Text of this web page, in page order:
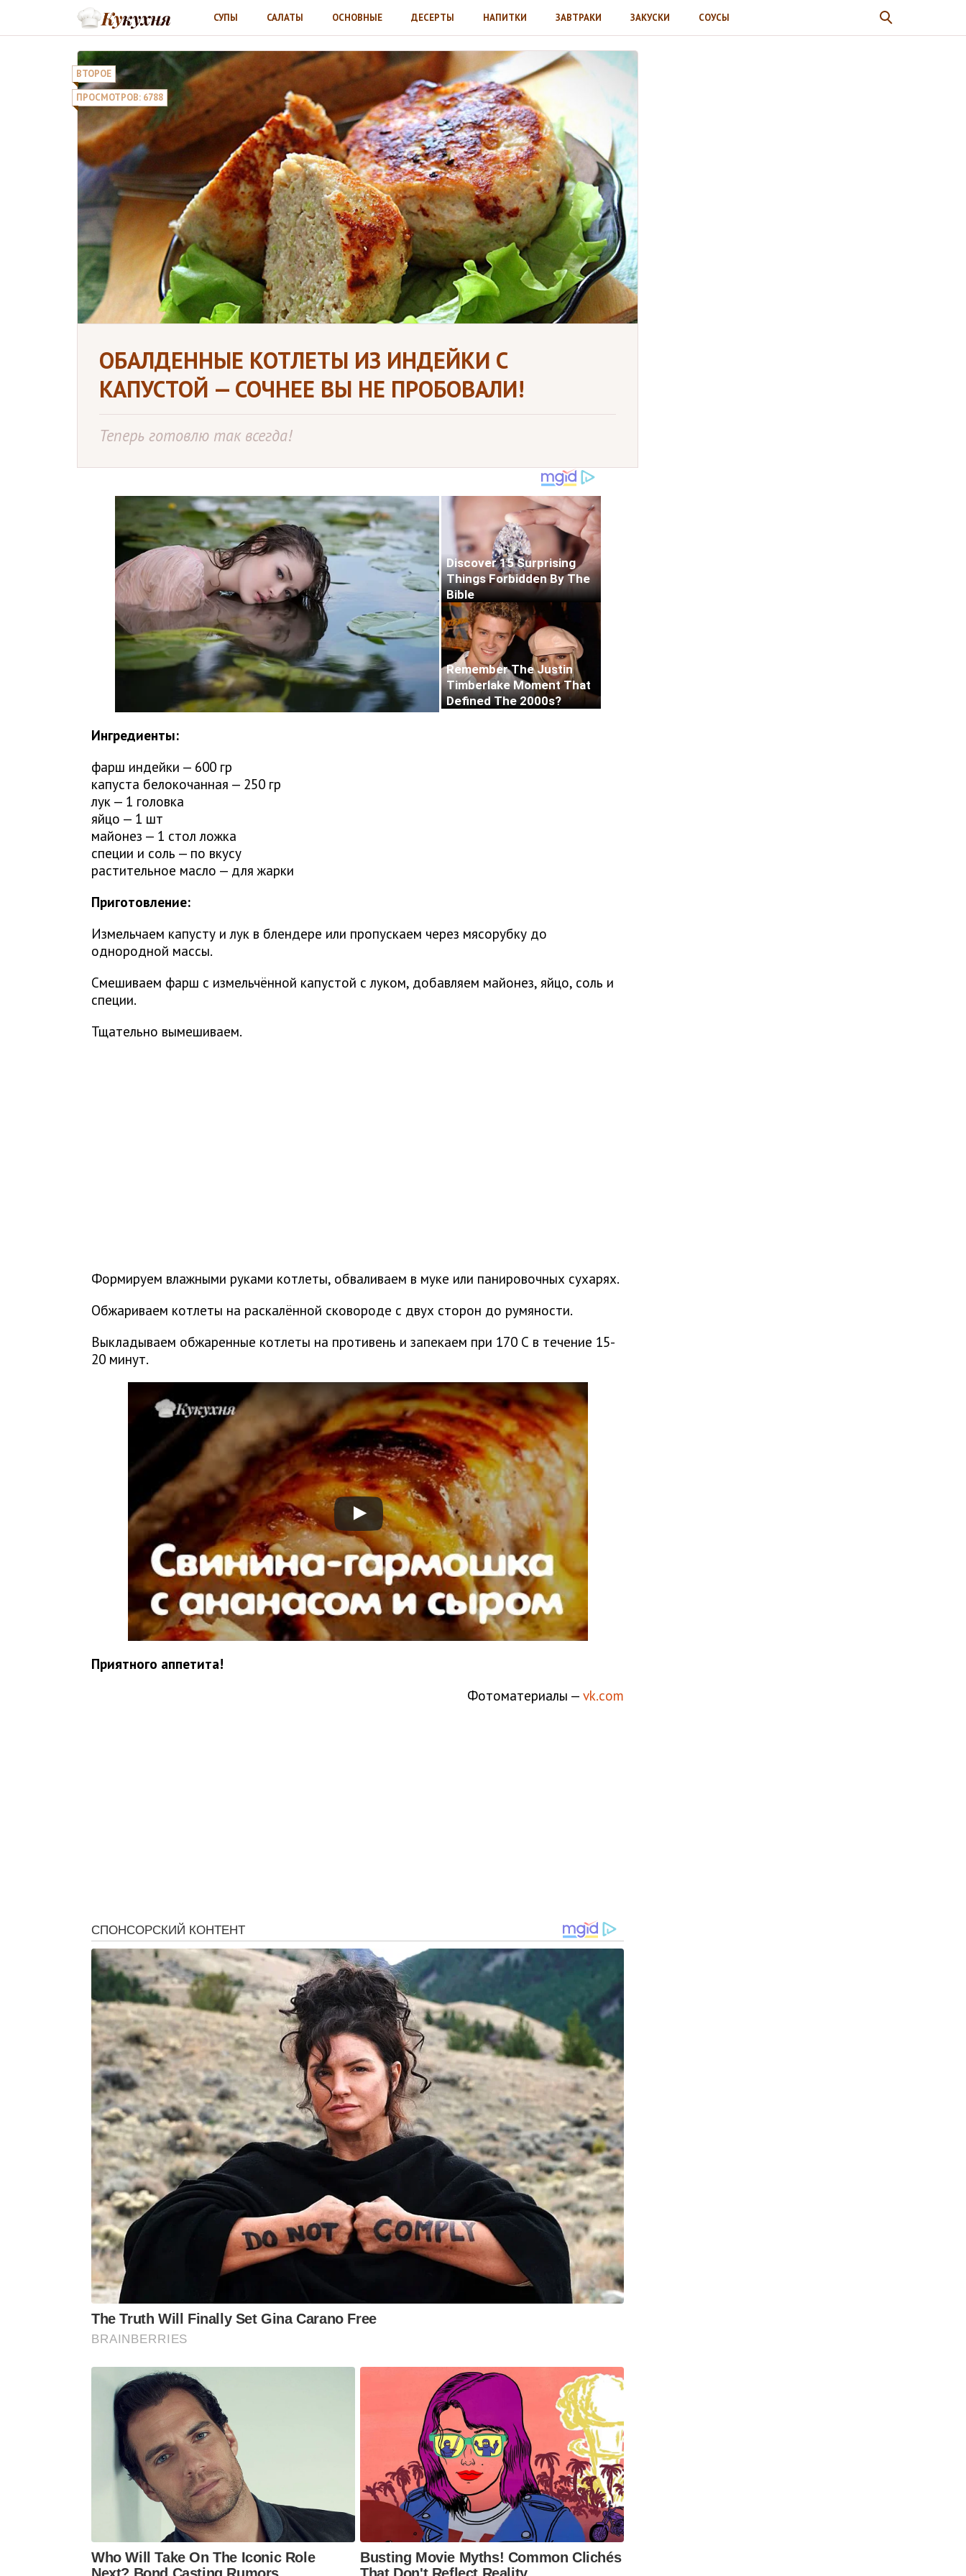
СУПЫ САЛАТЫ ОСНОВНЫЕ ДЕСЕРТЫ НАПИТКИ ЗАВТРАКИ ЗАКУСКИ СОУСЫ
ВТОРОЕ
ПРОСМОТРОВ: 6788
ОБАЛДЕННЫЕ КОТЛЕТЫ ИЗ ИНДЕЙКИ С
КАПУСТОЙ — СОЧНЕЕ ВЫ НЕ ПРОБОВАЛИ!
Теперь готовлю так всегда!
Ингредиенты:
фарш индейки — 600 гр
капуста белокочанная — 250 гр
лук — 1 головка
яйцо — 1 шт
майонез — 1 стол ложка
специи и соль — по вкусу
растительное масло — для жарки
Приготовление:
Измельчаем капусту и лук в блендере или пропускаем через мясорубку до
однородной массы.
Смешиваем фарш с измельчённой капустой с луком, добавляем майонез, яйцо, соль и
специи.
Тщательно вымешиваем.
Формируем влажными руками котлеты, обваливаем в муке или панировочных сухарях.
Обжариваем котлеты на раскалённой сковороде с двух сторон до румяности.
Выкладываем обжаренные котлеты на противень и запекаем при 170 С в течение 15-
20 минут.
Приятного аппетита!
Фотоматериалы — vk.com